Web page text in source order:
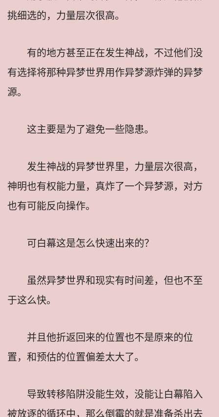
挑细选的，力量层次很高。
有的地方甚至正在发生神战，不过他们没
有选择将那种异梦世界用作异梦源炸弹的异梦
源。
这主要是为了避免一些隐患。
发生神战的异梦世界里，力量层次很高，
神明也有权能力量，真炸了一个异梦源，对方
也有可能反向操作。
可白幕这是怎么快速出来的？
虽然异梦世界和现实有时间差，但也不至
于这么快。
并且他折返回来的位置也不是原来的位
置，和预估的位置偏差太大了。
导致转移陷阱没能生效，没能让白幕陷入
被放逐的循环中，那么倒霉的就是准备杀出去